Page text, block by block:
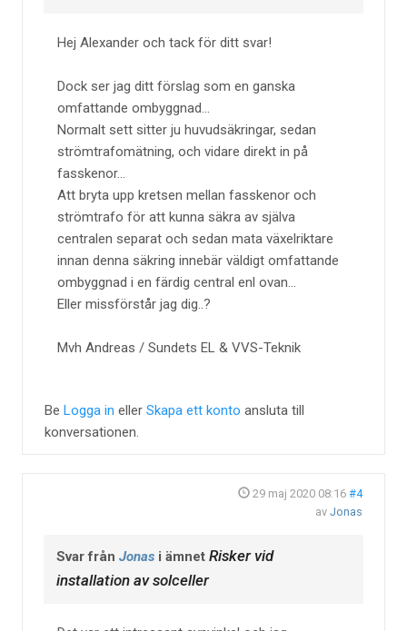
Hej Alexander och tack för ditt svar!
Dock ser jag ditt förslag som en ganska
omfattande ombyggnad...
Normalt sett sitter ju huvudsäkringar, sedan
strömtrafomätning, och vidare direkt in på
fasskenor...
Att bryta upp kretsen mellan fasskenor och
strömtrafo för att kunna säkra av själva
centralen separat och sedan mata växelriktare
innan denna säkring innebär väldigt omfattande
ombyggnad i en färdig central enl ovan...
Eller missförstår jag dig..?
Mvh Andreas / Sundets EL & VVS-Teknik
Be Logga in eller Skapa ett konto ansluta till
konversationen.
29 maj 2020 08:16 #4
av Jonas
Svar från Jonas i ämnet Risker vid
installation av solceller